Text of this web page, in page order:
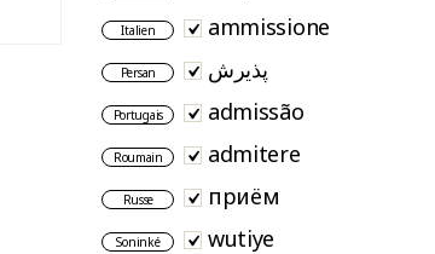
Italien ammissione
Persan پذیرش
Portugais admissão
Roumain admitere
Russe приём
Soninké wutiye